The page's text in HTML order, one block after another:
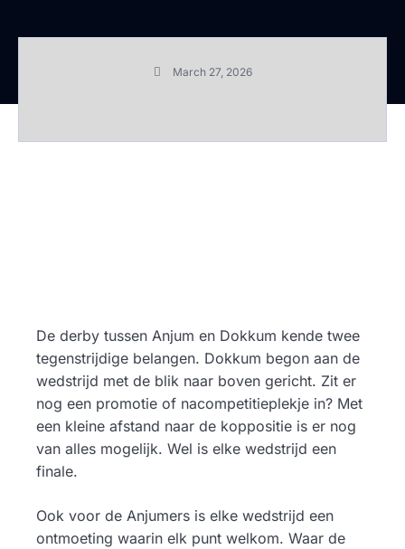
March 27, 2026
De derby tussen Anjum en Dokkum kende twee
tegenstrijdige belangen. Dokkum begon aan de
wedstrijd met de blik naar boven gericht. Zit er
nog een promotie of nacompetitieplekje in? Met
een kleine afstand naar de koppositie is er nog
van alles mogelijk. Wel is elke wedstrijd een
finale.
Ook voor de Anjumers is elke wedstrijd een
ontmoeting waarin elk punt welkom. Waar de